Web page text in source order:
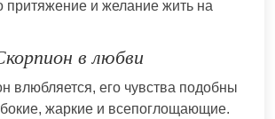
и желание жить на
в любви
влюбляется, его чувства подобны
жаркие и всепоглощающие.